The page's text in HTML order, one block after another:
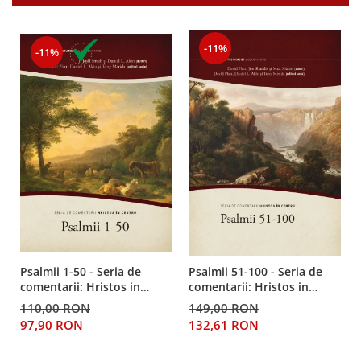
-11%
Psalmii 1-50 - Seria de
comentarii: Hristos in
centru
110,00 RON
97,90 RON
-11%
Psalmii 51-100 - Seria de
comentarii: Hristos in
centru
149,00 RON
132,61 RON